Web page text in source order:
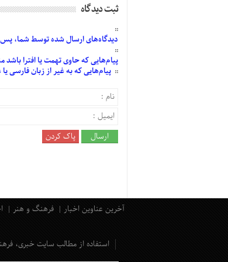
ثبت دیدگاه
دیدگاه‌هایارسالشدهتوسط شما، پس
پیام‌هاییکه حاوی تهمت یا افترا
پیام‌هاییکه به غیر از زبان فارسی
آخرین عناوین اخبار فرهنگ و هنر
استفاده از مطالب سایت خبری،